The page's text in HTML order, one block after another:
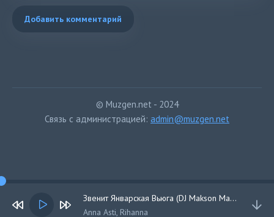
Добавить комментарий
© Muzgen.net - 2024
Связь с администрацией: admin@muzgen.net
Звенит Январская Вьюга (DJ Makson Mash Up)
Anna Asti, Rihanna